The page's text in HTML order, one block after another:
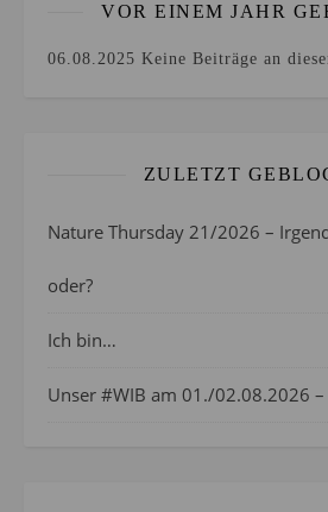
VOR EINEM JAHR
06.08.2025 Keine Beiträge an
ZULETZT
Nature Thursday 21/2026 –
oder?
Ich bin…
Unser #WIB am 01./02.08.2026